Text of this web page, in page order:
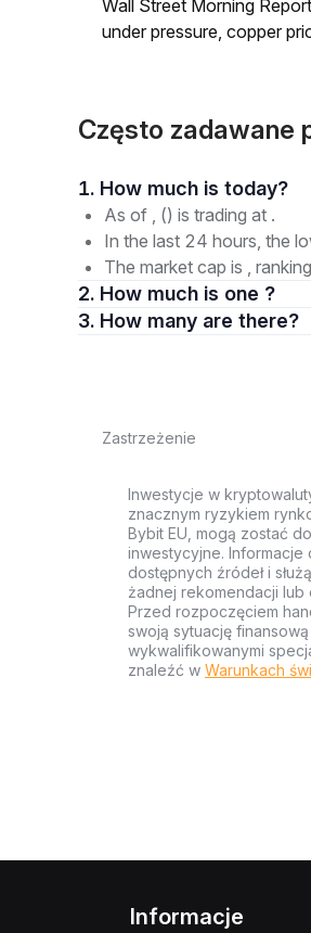
Wall Street Morning
under pressure, copper
Często zadawane
1. How much is today?
As of , () is trading at .
In the last 24 hours, the
The market cap is ,
2. How much is one ?
3. How many are there?
Zastrzeżenie
Inwestycje w
znacznym ryzykiem
Bybit EU, mogą zostać
inwestycyjne.
dostępnych źródeł i
żadnej rekomendacji
Przed rozpoczęciem
swoją sytuację
wykwalifikowanymi
znaleźć w Warunkach
Informacje